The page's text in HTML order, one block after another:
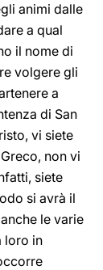
animi dalle
a qual
il nome di
volgere gli
a
di San
vi siete
non vi
siete
si avrà il
le varie
loro in